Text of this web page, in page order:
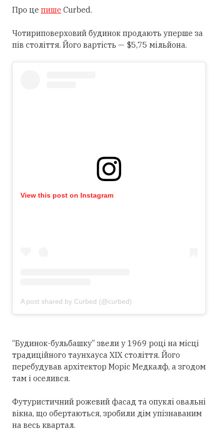
Про це пише Curbed.
Чотириповерховий будинок продають уперше за
пів століття. Його вартість — $5,75 мільйона.
View this post on Instagram
A post shared by Curbed (@curbed)
“Будинок-бульбашку” звели у 1969 році на місці
традиційного таунхауса XIX століття. Його
перебудував архітектор Моріс Медкалф, а згодом
там і оселився.
Футуристичний рожевий фасад та опуклі овальні
вікна, що обертаються, зробили дім упізнаваним
на весь квартал.